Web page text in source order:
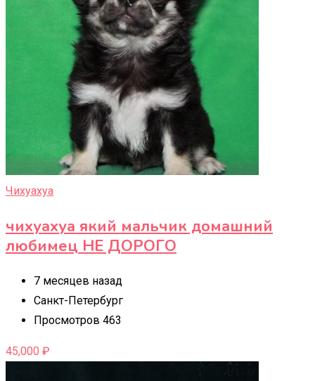
Чихуахуа
чихуахуа який мальчик домашний
любимец НЕ ДОРОГО
7 месяцев назад
Санкт-Петербург
Просмотров 463
45,000 ₽